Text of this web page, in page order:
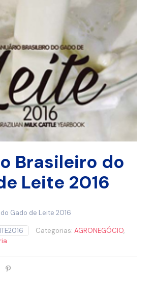
Brasileiro do
Leite 2016
Gado de Leite 2016
Categorias: AGRONEGÓCIO,